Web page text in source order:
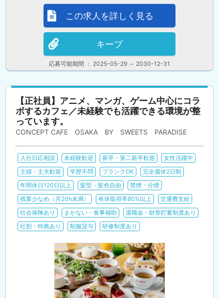
応募可能期間 ： 2025-05-29 ～ 2030-12-31
この求人を詳しく見る
キープ
【正社員】アニメ、マンガ、ゲーム中心にコラ
ボするカフェ／未経験でも活躍できる環境が整
っています。
CONCEPT CAFE OSAKA BY SWEETS PARADISE
入社日応相談 未経験歓迎 新卒・第二新卒歓迎
女性活躍中
主婦・主夫歓迎
学歴不問 ブランクOK
完全週休2日制
年間休日120日以上
髪型・髪色自由
禁煙・分煙
残業少なめ（月20h未満）
有休取得率80%以上
交通費支給
社会保険あり
まかない・食事補助
退職金・財形貯蓄制度あり
社割・特典あり
制服貸与 研修制度あり